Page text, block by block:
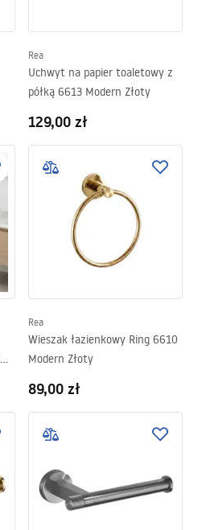
Rea
Uchwyt na papier toaletowy z
półką 6613 Modern Złoty
129,00 zł
Rea
Wieszak łazienkowy Ring 6610
Modern Złoty
89,00 zł